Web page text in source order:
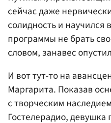
сейчас даже
солидность и
программы не брать
словом, занавес
И вот тут-то на
Маргарита. Показав
с творческим
Гостелерадио, девушка